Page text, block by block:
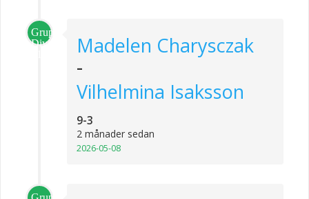
Grupp
Division
Madelen Charysczak
-
Vilhelmina Isaksson
9-3
2 månader sedan
2026-05-08
Grupp